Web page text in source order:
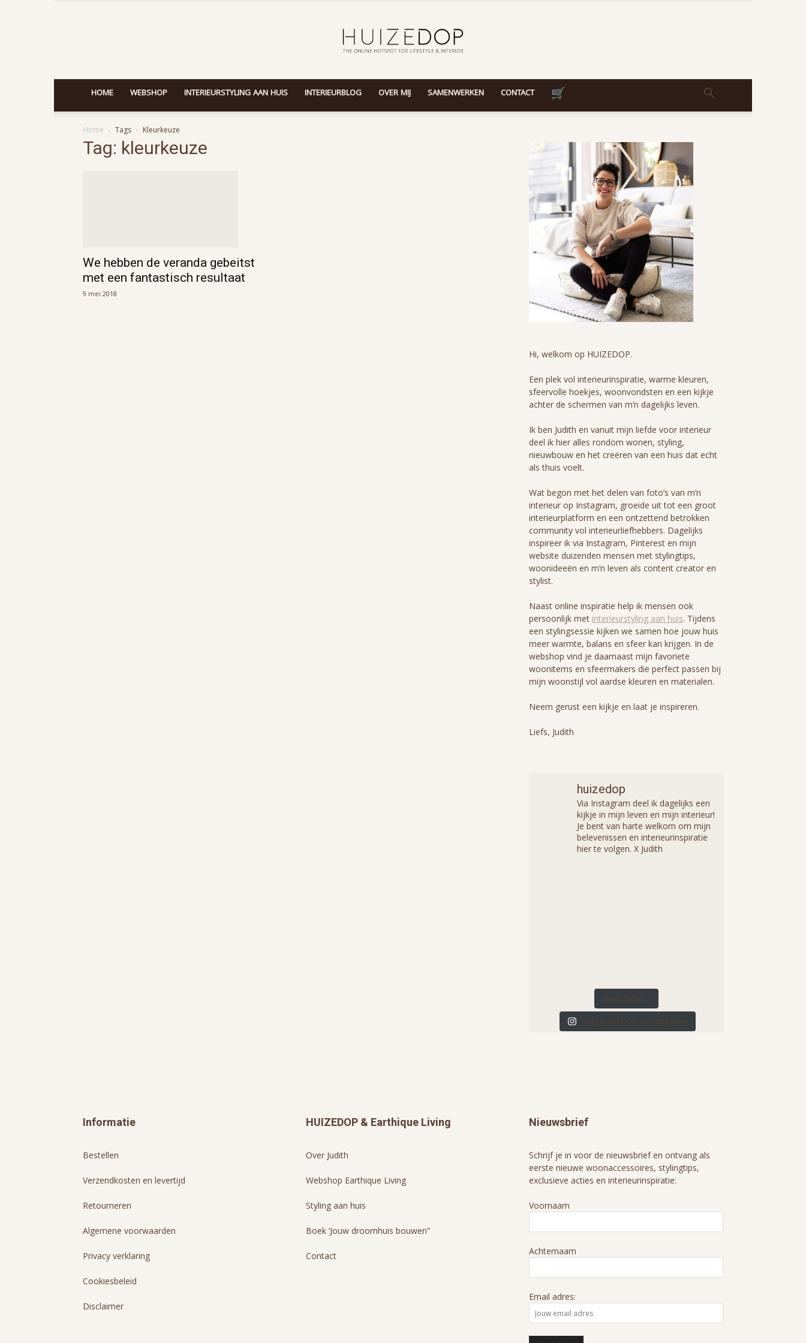
HOME WEBSHOP INTERIEURSTYLING AAN HUIS INTERIEURBLOG OVER MIJ SAMENWERKEN CONTACT
Home Tags Kleurkeuze
Tag: kleurkeuze
We hebben de veranda gebeitst
met een fantastisch resultaat
9 mei 2018
Hi, welkom op HUIZEDOP.
Een plek vol interieurinspiratie, warme kleuren,
sfeervolle hoekjes, woonvondsten en een kijkje
achter de schermen van m’n dagelijks leven.
Ik ben Judith en vanuit mijn liefde voor interieur
deel ik hier alles rondom wonen, styling,
nieuwbouw en het creëren van een huis dat echt
als thuis voelt.
Wat begon met het delen van foto’s van m’n
interieur op Instagram, groeide uit tot een groot
interieurplatform en een ontzettend betrokken
community vol interieurliefhebbers. Dagelijks
inspireer ik via Instagram, Pinterest en mijn
website duizenden mensen met stylingtips,
woonideeën en m’n leven als content creator en
stylist.
Naast online inspiratie help ik mensen ook
persoonlijk met interieurstyling aan huis. Tijdens
een stylingsessie kijken we samen hoe jouw huis
meer warmte, balans en sfeer kan krijgen. In de
webshop vind je daarnaast mijn favoriete
woonitems en sfeermakers die perfect passen bij
mijn woonstijl vol aardse kleuren en materialen.
Neem gerust een kijkje en laat je inspireren.
Liefs, Judith
huizedop
Via Instagram deel ik dagelijks een
kijkje in mijn leven en mijn interieur!
Je bent van harte welkom om mijn
belevenissen en interieurinspiratie
hier te volgen. X Judith
Meer laden...
Volg HUIZEDOP op Instagram
Informatie
Bestellen
Verzendkosten en levertijd
Retourneren
Algemene voorwaarden
Privacy verklaring
Cookiesbeleid
Disclaimer
HUIZEDOP & Earthique Living
Over Judith
Webshop Earthique Living
Styling aan huis
Boek ‘Jouw droomhuis bouwen”
Contact
Nieuwsbrief
Schrijf je in voor de nieuwsbrief en ontvang als
eerste nieuwe woonaccessoires, stylingtips,
exclusieve acties en interieurinspiratie:
Voornaam
Achternaam
Email adres: